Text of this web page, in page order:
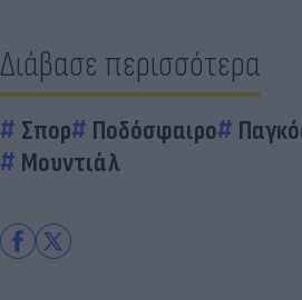
Διάβασε περισσότερα
Σπορ Ποδόσφαιρο
Μουντιάλ